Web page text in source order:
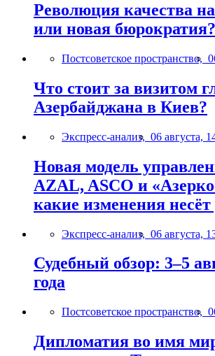
Революция качества
или новая бюрократия?
Постсоветское пространство,
Что стоит за визитом
Азербайджана в Киев?
Экспресс-анализ, 06 августа,
Новая модель
AZAL, ASCO и
какие изменения несёт
Экспресс-анализ, 06 августа,
Судебный обзор: 3–5
года
Постсоветское пространство,
Дипломатия во имя